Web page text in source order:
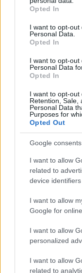
grant or deny
use your data for
consent section.
Opted In
I want to opt-out
Personal Data.
Opted In
I want to opt-
Personal Data
Opted In
I want to opt-out
Retention, Sale,
Personal Data
Purposes for
Opted Out
Google consents
I want to allow
related to
device identifiers
I want to allow
Google for
I want to allow
personalized
I want to allow
related to
Imaegylet
2020. december 11.
2020. december